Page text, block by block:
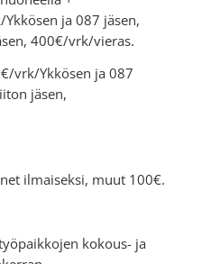
ja 087 jäsen,
400€/vrk/vieras.
vrk/Ykkösen ja 087
jäsen,
ilmaiseksi, muut 100€.
kokous- ja